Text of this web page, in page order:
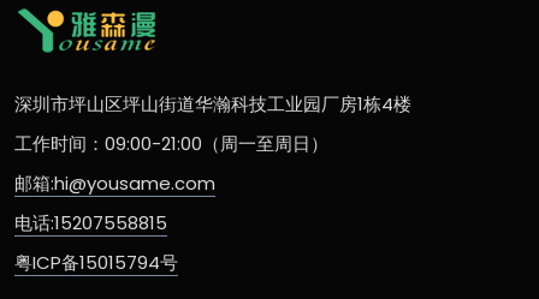
深圳市坪山区坪山街道华瀚科技工业园厂房1栋4楼
工作时间：09:00-21:00（周一至周日）
邮箱:hi@yousame.com
电话:15207558815
粤ICP备15015794号